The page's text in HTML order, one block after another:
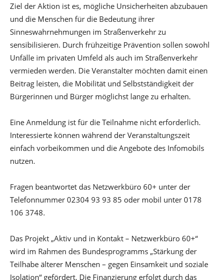
Ziel der Aktion ist es, mögliche Unsicherheiten abzubauen
und die Menschen für die Bedeutung ihrer
Sinneswahrnehmungen im Straßenverkehr zu
sensibilisieren. Durch frühzeitige Prävention sollen sowohl
Unfälle im privaten Umfeld als auch im Straßenverkehr
vermieden werden. Die Veranstalter möchten damit einen
Beitrag leisten, die Mobilität und Selbstständigkeit der
Bürgerinnen und Bürger möglichst lange zu erhalten.
Eine Anmeldung ist für die Teilnahme nicht erforderlich.
Interessierte können während der Veranstaltungszeit
einfach vorbeikommen und die Angebote des Infomobils
nutzen.
Fragen beantwortet das Netzwerkbüro 60+ unter der
Telefonnummer 02304 93 93 85 oder mobil unter 0178
106 3748.
Das Projekt „Aktiv und in Kontakt – Netzwerkbüro 60+“
wird im Rahmen des Bundesprogramms „Stärkung der
Teilhabe älterer Menschen – gegen Einsamkeit und soziale
Isolation“ gefördert. Die Finanzierung erfolgt durch das